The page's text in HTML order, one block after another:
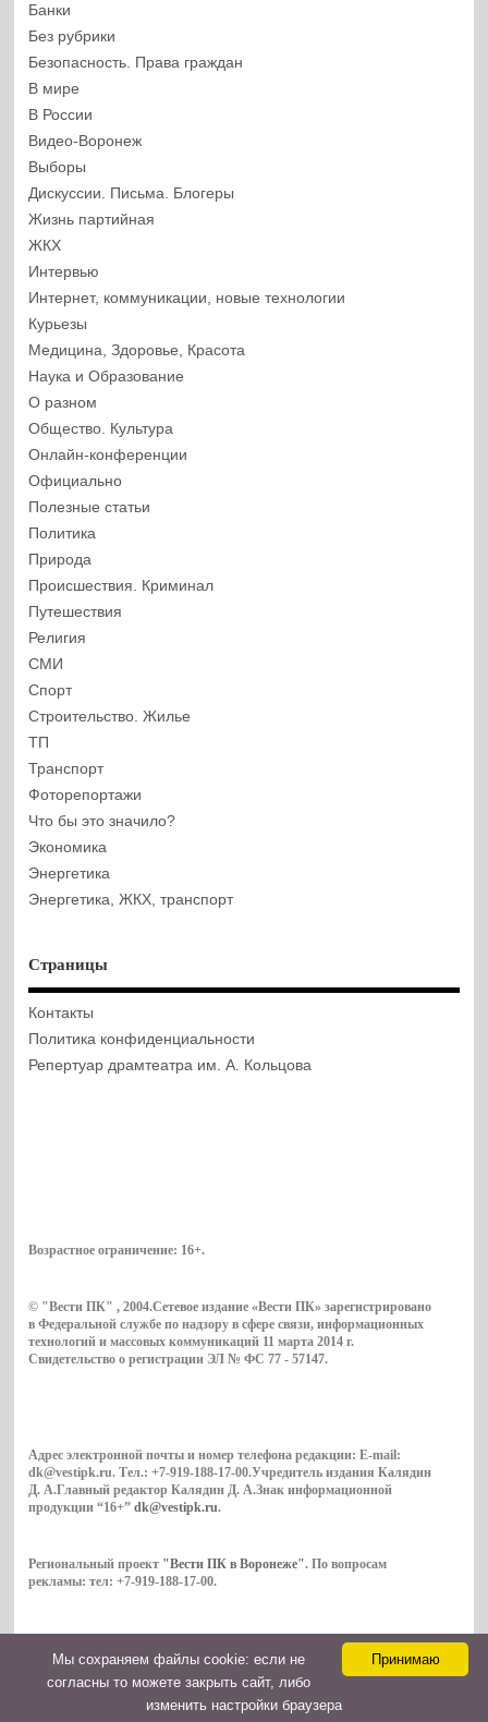
Банки
Без рубрики
Безопасность. Права граждан
В мире
В России
Видео-Воронеж
Выборы
Дискуссии. Письма. Блогеры
Жизнь партийная
ЖКХ
Интервью
Интернет, коммуникации, новые технологии
Курьезы
Медицина, Здоровье, Красота
Наука и Образование
О разном
Общество. Культура
Онлайн-конференции
Официально
Полезные статьи
Политика
Природа
Происшествия. Криминал
Путешествия
Религия
СМИ
Спорт
Строительство. Жилье
ТП
Транспорт
Фоторепортажи
Что бы это значило?
Экономика
Энергетика
Энергетика, ЖКХ, транспорт
Страницы
Контакты
Политика конфиденциальности
Репертуар драмтеатра им. А. Кольцова
Возрастное ограничение: 16+.
© "Вести ПК" , 2004.Сетевое издание «Вести ПК» зарегистрировано
в Федеральной службе по надзору в сфере связи, информационных
технологий и массовых коммуникаций 11 марта 2014 г.
Свидетельство о регистрации ЭЛ № ФС 77 - 57147.
Адрес электронной почты и номер телефона редакции: E-mail:
dk@vestipk.ru. Тел.: +7-919-188-17-00.Учредитель издания Калядин
Д. А.Главный редактор Калядин Д. А.Знак информационной
продукции “16+”dk@vestipk.ru.
Региональный проект "Вести ПК в Воронеже". По вопросам
рекламы: тел: +7-919-188-17-00.
Copyright © 2026. ВестиПК в Воронеже
Контакты
Принимаю
Мы cохраняем файлы cookie: если не
согласны то можете закрыть сайт, либо
изменить настройки браузера